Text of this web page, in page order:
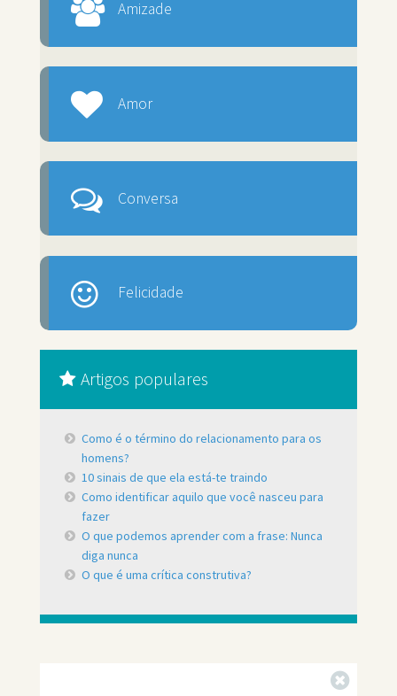
Amizade
Amor
Conversa
Felicidade
Artigos populares
Como é o término do relacionamento para os
homens?
10 sinais de que ela está-te traindo
Como identificar aquilo que você nasceu para
fazer
O que podemos aprender com a frase: Nunca
diga nunca
O que é uma crítica construtiva?